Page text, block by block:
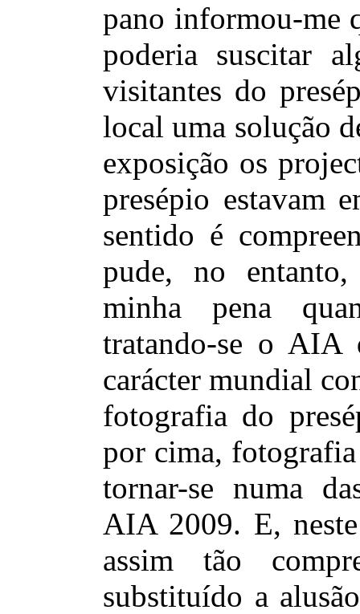
pano informou-me
poderia suscitar
visitantes do
local uma solução
exposição os
presépio estavam
sentido é
pude, no
minha pena
tratando-se o AIA
carácter mundial
fotografia do
por cima, fotografia
tornar-se numa
AIA 2009. E,
assim tão
substituído a